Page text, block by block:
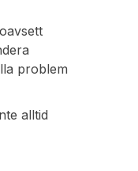
problem
alltid